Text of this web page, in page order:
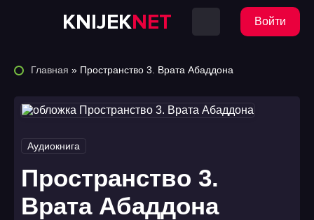
KNIJEKNET Войти
Главная » Пространство 3. Врата Абаддона
Аудиокнига
Пространство 3.
Врата Абаддона